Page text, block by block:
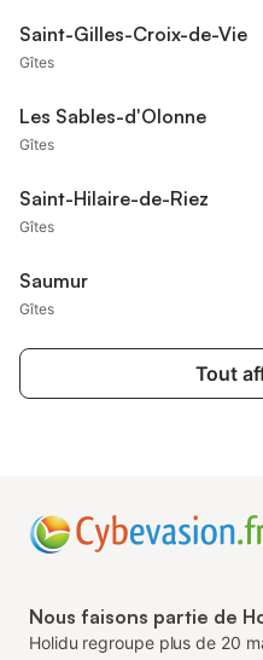
Saint-Gilles-Croix-de-Vie
Gîtes
Les Sables-d'Olonne
Gîtes
Saint-Hilaire-de-Riez
Gîtes
Saumur
Gîtes
Tout
Nous faisons partie de
Holidu regroupe plus de 20